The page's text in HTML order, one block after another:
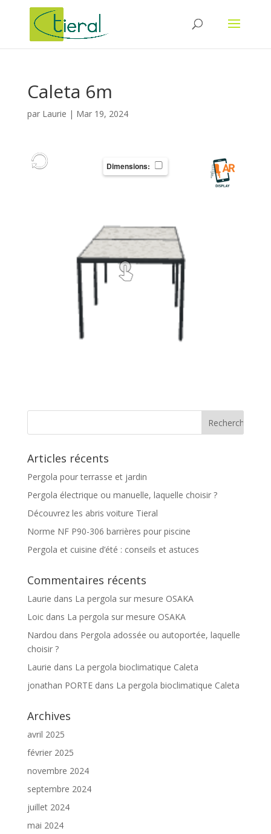
Caleta 6m
par Laurie | Mar 19, 2024
Dimensions:
Articles récents
Pergola pour terrasse et jardin
Pergola électrique ou manuelle, laquelle choisir ?
Découvrez les abris voiture Tieral
Norme NF P90-306 barrières pour piscine
Pergola et cuisine d’été : conseils et astuces
Commentaires récents
Laurie dans La pergola sur mesure OSAKA
Loicdans La pergola sur mesure OSAKA
Nardou dans Pergola adossée ou autoportée, laquelle
choisir ?
Laurie dans La pergola bioclimatique Caleta
jonathan PORTEdans La pergola bioclimatique Caleta
Archives
avril 2025
février 2025
novembre 2024
septembre 2024
juillet 2024
mai 2024